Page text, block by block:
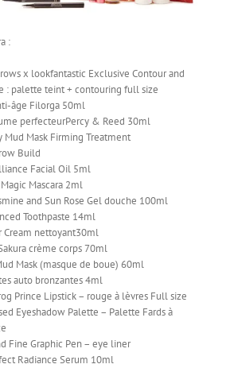
:
x lookfantastic Exclusive Contour and
: palette teint + contouring full size
âge Filorga 50ml
perfecteurPercy & Reed 30ml
Mud Mask Firming Treatment
Build
Facial Oil 5ml
Mascara 2ml
and Sun Rose Gel douche 100ml
Toothpaste 14ml
Cream nettoyant30ml
crème corps 70ml
Mask (masque de boue) 60ml
auto bronzantes 4ml
Prince Lipstick – rouge à lèvres Full size
Eyeshadow Palette – Palette Fards à
Fine Graphic Pen – eye liner
Radiance Serum 10ml